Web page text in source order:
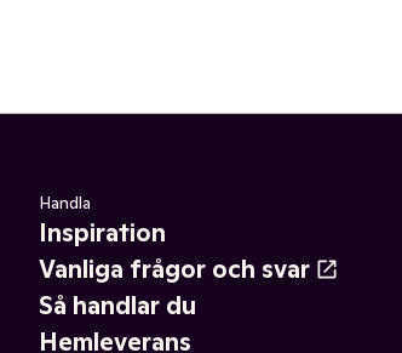
Handla
Inspiration
Vanliga frågor och svar
Så handlar du
Hemleverans